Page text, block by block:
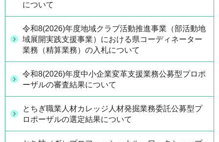
について
令和8(2026)年度地域クラブ活動推進事業（部活動地
域展開実践支援事業）における県コーディネーター
業務（精算業務）の入札について
令和8(2026)年度中小企業変革支援業務公募型プロポ
ーザルの審査結果について
とちぎ職業人材カレッジ人材発掘業務委託公募型プ
ロポーザルの選定結果について